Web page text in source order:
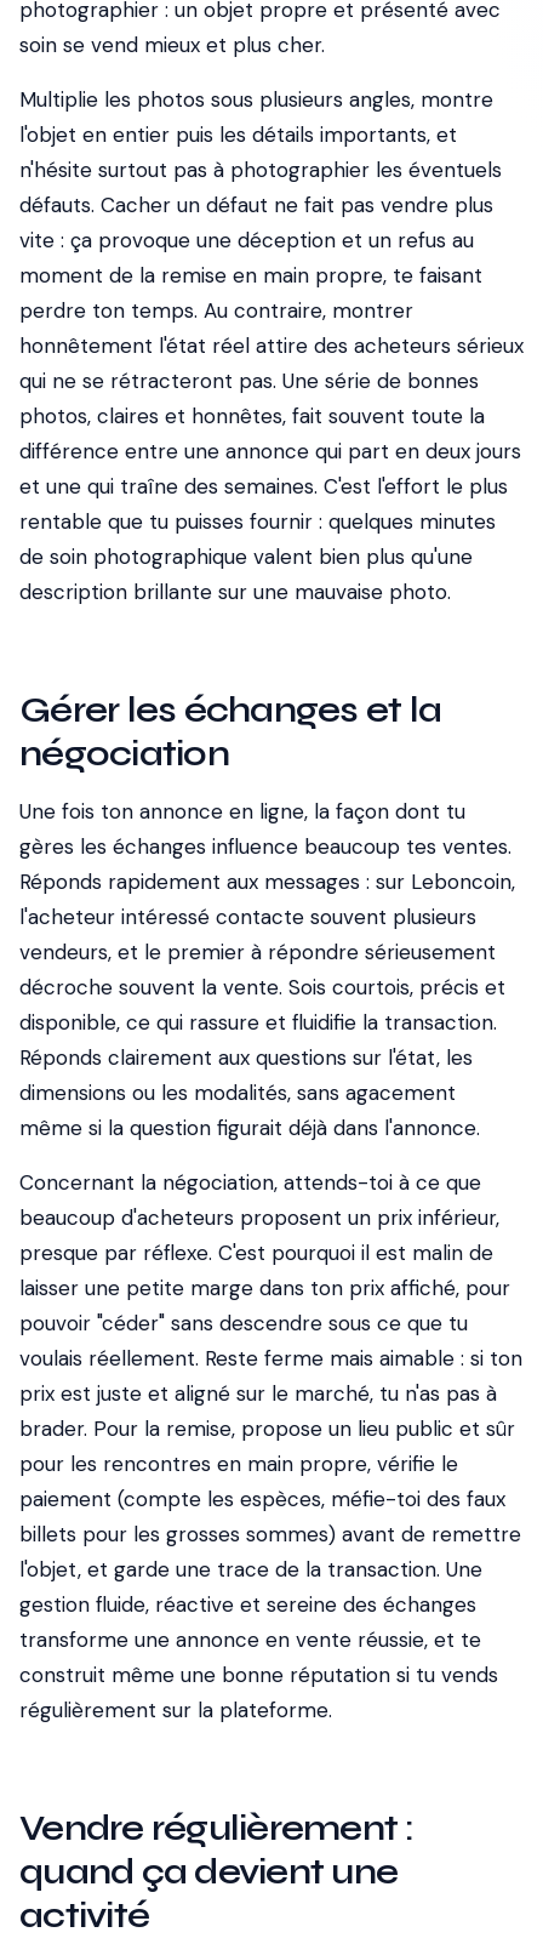
photographier : un objet propre et présenté avec
soin se vend mieux et plus cher.
Multiplie les photos sous plusieurs angles, montre
l'objet en entier puis les détails importants, et
n'hésite surtout pas à photographier les éventuels
défauts. Cacher un défaut ne fait pas vendre plus
vite : ça provoque une déception et un refus au
moment de la remise en main propre, te faisant
perdre ton temps. Au contraire, montrer
honnêtement l'état réel attire des acheteurs sérieux
qui ne se rétracteront pas. Une série de bonnes
photos, claires et honnêtes, fait souvent toute la
différence entre une annonce qui part en deux jours
et une qui traîne des semaines. C'est l'effort le plus
rentable que tu puisses fournir : quelques minutes
de soin photographique valent bien plus qu'une
description brillante sur une mauvaise photo.
Gérer les échanges et la
négociation
Une fois ton annonce en ligne, la façon dont tu
gères les échanges influence beaucoup tes ventes.
Réponds rapidement aux messages : sur Leboncoin,
l'acheteur intéressé contacte souvent plusieurs
vendeurs, et le premier à répondre sérieusement
décroche souvent la vente. Sois courtois, précis et
disponible, ce qui rassure et fluidifie la transaction.
Réponds clairement aux questions sur l'état, les
dimensions ou les modalités, sans agacement
même si la question figurait déjà dans l'annonce.
Concernant la négociation, attends-toi à ce que
beaucoup d'acheteurs proposent un prix inférieur,
presque par réflexe. C'est pourquoi il est malin de
laisser une petite marge dans ton prix affiché, pour
pouvoir "céder" sans descendre sous ce que tu
voulais réellement. Reste ferme mais aimable : si ton
prix est juste et aligné sur le marché, tu n'as pas à
brader. Pour la remise, propose un lieu public et sûr
pour les rencontres en main propre, vérifie le
paiement (compte les espèces, méfie-toi des faux
billets pour les grosses sommes) avant de remettre
l'objet, et garde une trace de la transaction. Une
gestion fluide, réactive et sereine des échanges
transforme une annonce en vente réussie, et te
construit même une bonne réputation si tu vends
régulièrement sur la plateforme.
Vendre régulièrement :
quand ça devient une
activité